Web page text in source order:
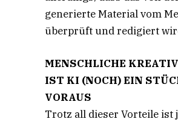
generierte Material vom
überprüft und redigiert
MENSCHLICHE
IST KI (NOCH) EIN
VORAUS
Trotz all dieser Vorteile ist